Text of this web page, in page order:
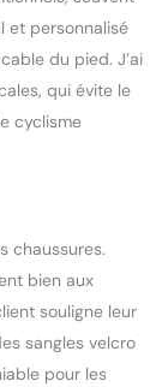
Le
talon
à
offrent
et une
et
dans
et personnalisé
du pied. J’ai
qui évite le
cyclisme
chaussures.
bien aux
souligne leur
sangles velcro
pour les